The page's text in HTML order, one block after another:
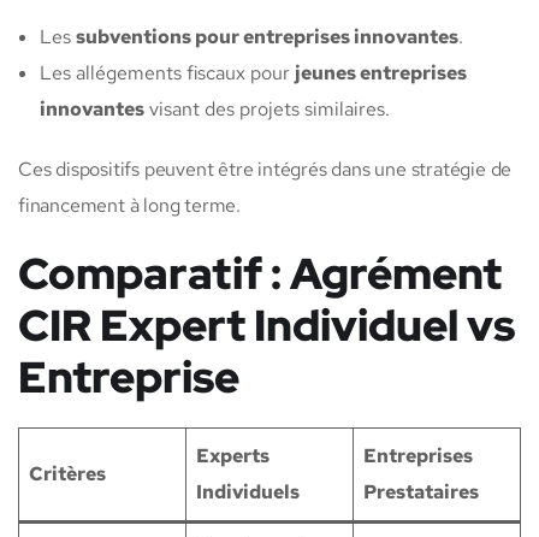
Lessubventions pour entreprises innovantes.
Les allégements fiscaux pour jeunes entreprises
innovantesvisant des projets similaires.
Ces dispositifs peuvent être intégrés dans une stratégie de
financement à long terme.
Comparatif : Agrément
CIR Expert Individuel vs
Entreprise
Critères
Experts
Individuels
Entreprises
Prestataires